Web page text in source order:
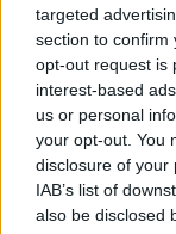
targeted
section to confirm
opt-out request is
interest-based
us or personal
your opt-out. You
disclosure of your
IAB’s list of
also be disclosed
Vaizdai iš
vaiko gyvybių
Žinios Lietuvos